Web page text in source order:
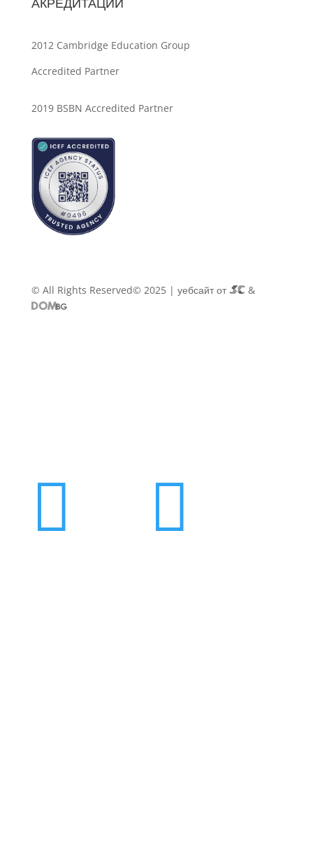
2012 Cambridge Education Group
Accredited Partner
2019 BSBN Accredited Partner
© All Rights Reserved© 2025 | уебсайт от &
 